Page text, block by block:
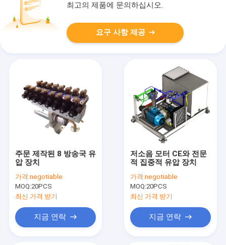
최고의 제품에 문의하십시오.
요구 사항 제공
주문 제작된 8 방송국 유
압 장치
가격:negotiable
MOQ:20PCS
최신 가격 받기
지금 연락
저소음 모터 CE와 전문
적 집중적 유압 장치
가격:negotiable
MOQ:20PCS
최신 가격 받기
지금 연락